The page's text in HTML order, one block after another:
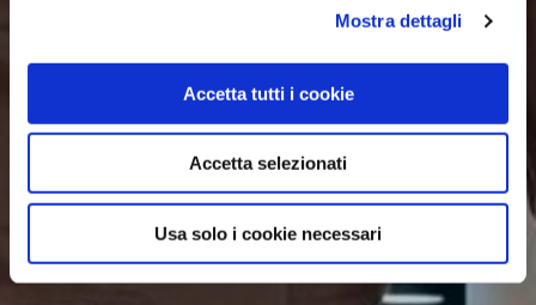
Mostra dettagli
Accetta tutti i cookie
Accetta selezionati
Usa solo i cookie necessari